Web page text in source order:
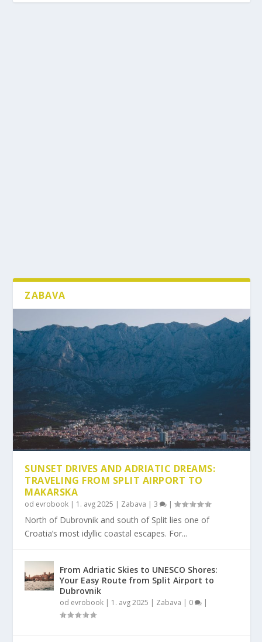
ZABAVA
SUNSET DRIVES AND ADRIATIC DREAMS:
TRAVELING FROM SPLIT AIRPORT TO
MAKARSKA
od evrobook | 1. avg 2025 | Zabava |3 |
North of Dubrovnik and south of Split lies one of
Croatia’s most idyllic coastal escapes. For...
From Adriatic Skies to UNESCO Shores:
Your Easy Route from Split Airport to
Dubrovnik
od evrobook | 1. avg 2025 | Zabava | 0 |